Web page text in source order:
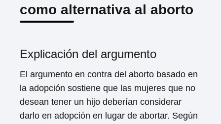
como alternativa al aborto
Explicación del argumento
El argumento en contra del aborto basado en
la adopción sostiene que las mujeres que no
desean tener un hijo deberían considerar
darlo en adopción en lugar de abortar. Según